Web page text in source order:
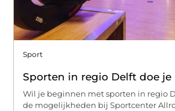
Sport
Sporten in regio Delft doe je
Wil je beginnen met sporten in regio
de mogelijkheden bij Sportcenter